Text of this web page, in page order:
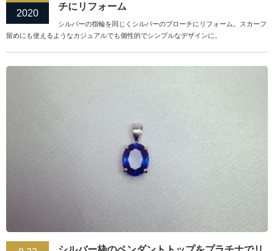
2020
チにリフォーム
シルバーの指輪を同じくシルバーのブローチにリフォーム。スカーフ
留めにも使えるようなカジュアルでも個性的でシンプルなデザインに。